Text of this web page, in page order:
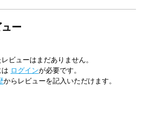
ー
ビューはまだありません。
ログインが必要です。
からレビューを記入いただけます。